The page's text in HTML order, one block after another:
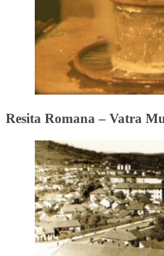
Resita Romana – Vatra